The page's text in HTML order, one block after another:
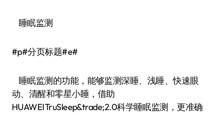
睡眠监测
#p#分页标题#e#
睡眠监测的功能，能够监测深睡、浅睡、快速眼
动、清醒和零星小睡，借助
HUAWEITruSleep&trade;2.0科学睡眠监测，更准确